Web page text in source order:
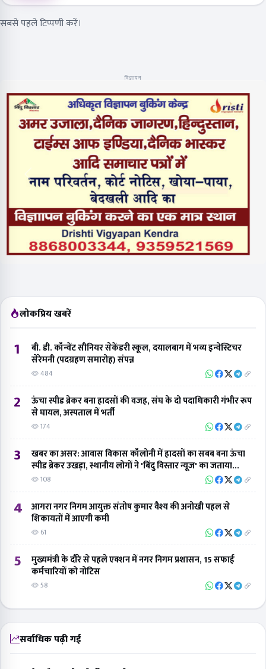
सबसे पहले टिप्पणी करें।
विज्ञापन
लोकप्रिय खबरें
1
बी. डी. कॉन्वेंट सीनियर सेकेंडरी स्कूल, दयालबाग में भव्य इन्वेस्टिचर
सेरेमनी (पदग्रहण समारोह) संपन्न
484
2
ऊंचा स्पीड ब्रेकर बना हादसों की वजह, संघ के दो पदाधिकारी गंभीर रूप
से घायल, अस्पताल में भर्ती
174
3
खबर का असर: आवास विकास कॉलोनी में हादसों का सबब बना ऊंचा
स्पीड ब्रेकर उखड़ा, स्थानीय लोगों ने 'बिंदु विस्तार न्यूज' का जताया
आभार
108
4
आगरा नगर निगम आयुक्त संतोष कुमार वैश्य की अनोखी पहल से
शिकायतों में आएगी कमी
61
5
मुख्यमंत्री के दौरे से पहले एक्शन में नगर निगम प्रशासन, 15 सफाई
कर्मचारियों को नोटिस
58
सर्वाधिक पढ़ी गई